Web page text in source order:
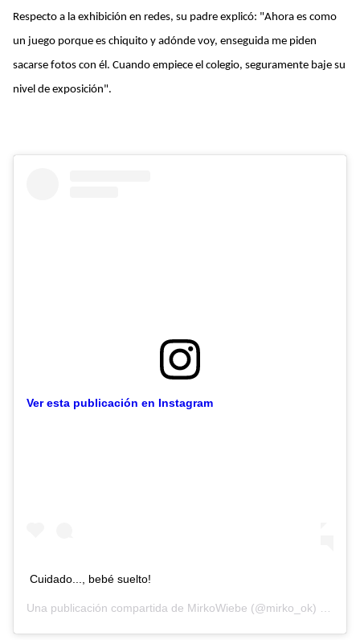
Respecto a la exhibición en redes, su padre explicó: "Ahora es como
un juego porque es chiquito y adónde voy, enseguida me piden
sacarse fotos con él. Cuando empiece el colegio, seguramente baje su
nivel de exposición".
Ver esta publicación en Instagram
Cuidado..., bebé suelto!
Una publicación compartida de MirkoWiebe (@mirko_ok) el